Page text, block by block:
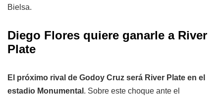
Bielsa.
Diego Flores quiere ganarle a River
Plate
El próximo rival de Godoy Cruz será River Plate en el
estadio Monumental . Sobre este choque ante el